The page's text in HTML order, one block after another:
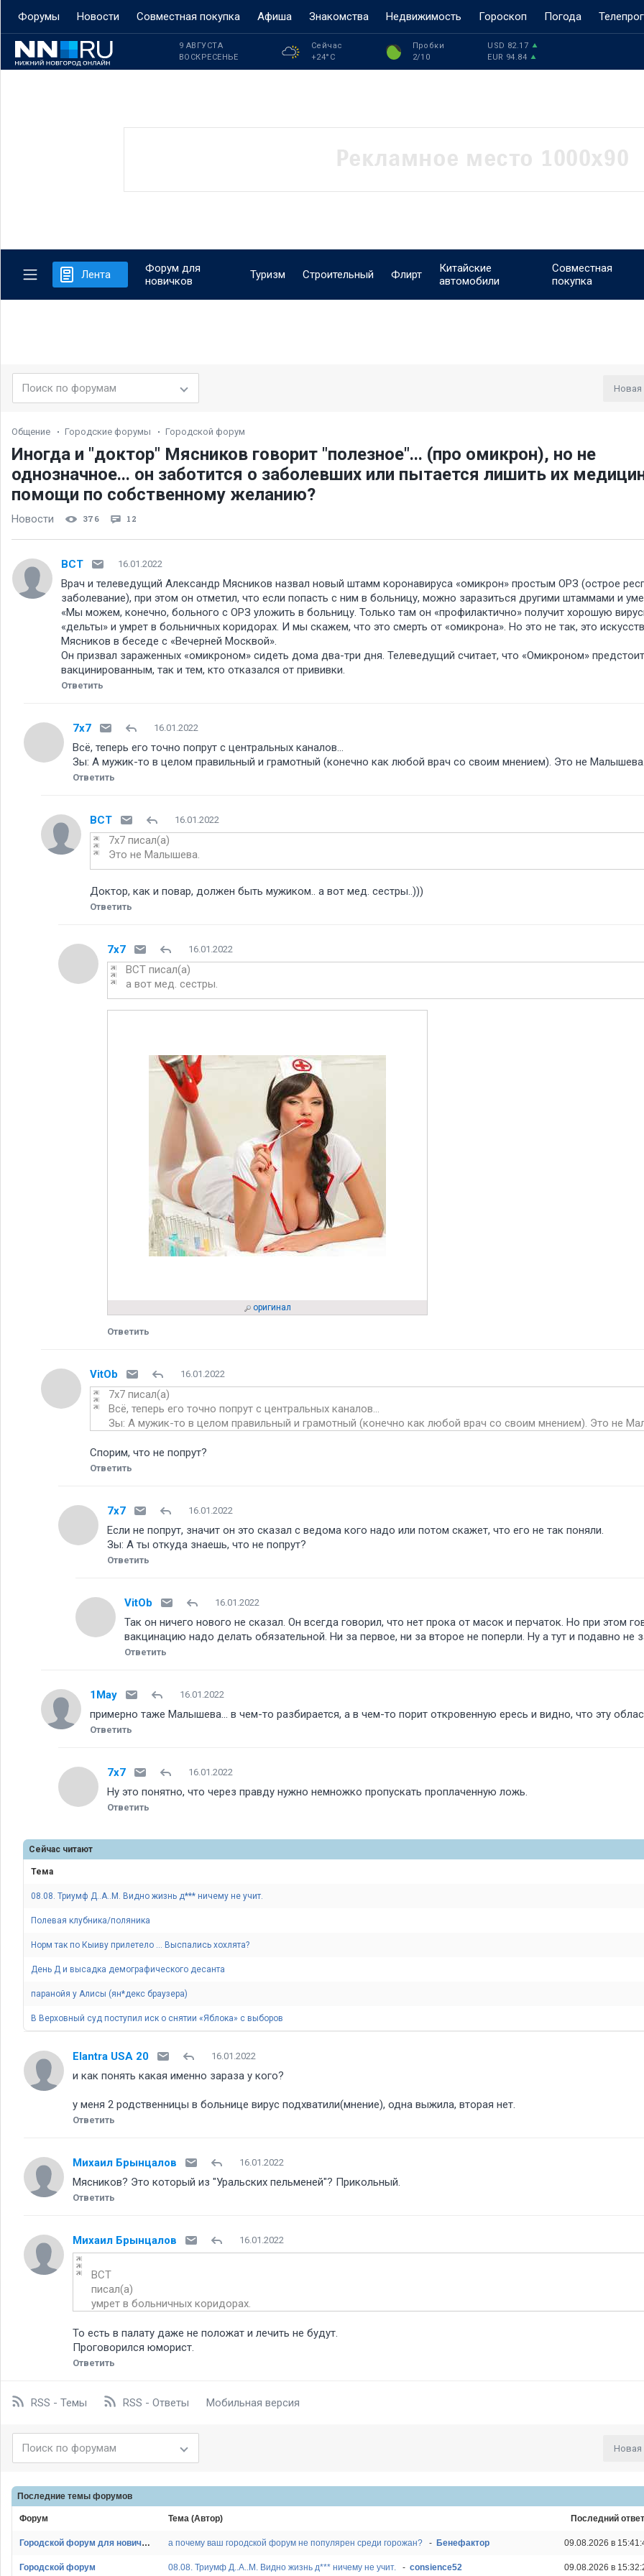
Форумы Новости Совместная покупка Афиша Знакомства Недвижимость Гороскоп Погода
9 АВГУСТА
ВОСКРЕСЕНЬЕ
Сейчас
+24°C
Пробки
2/10
USD 82.17
EUR 94.84
Лента
Форум для
новичков
Туризм Строительный Флирт
Китайские
автомобили
Совместная
покупка
Новая
Общение Городские форумы Городской форум
Иногда и "доктор" Мясников говорит "полезное"... (про омикрон), но не
однозначное... он заботится о заболевших или пытается лишить их
помощи по собственному желанию
Новости 376 12
BCT 16.01.2022
Врач и телеведущий Александр Мясников назвал новый штамм коронавируса «омикрон» простым ОРЗ (острое
заболевание), при этом он отметил, что если попасть с ним в больницу, можно заразиться другими штаммами и
«Мы можем, конечно, больного с ОРЗ уложить в больницу. Только там он «профилактично» получит хорошую
«дельты» и умрет в больничных коридорах. И мы скажем, что это смерть от «омикрона». Но это не так, это
Мясников в беседе с «Вечерней Москвой».
Он призвал зараженных «омикроном» сидеть дома два-три дня. Телеведущий считает, что «Омикроном»
вакцинированным, так и тем, кто отказался от прививки.
Ответить
7x7 16.01.2022
Всё, теперь его точно попрут с центральных каналов...
Зы: А мужик-то в целом правильный и грамотный (конечно как любой врач со своим мнением). Это не Малышева.
Ответить
BCT 16.01.2022
7x7 писал(а)
Это не Малышева.
Доктор, как и повар, должен быть мужиком.. а вот мед. сестры..)))
Ответить
7x7 16.01.2022
BCT писал(а)
а вот мед. сестры.
оригинал
Ответить
VitOb 16.01.2022
7x7 писал(а)
Всё, теперь его точно попрут с центральных каналов...
Зы: А мужик-то в целом правильный и грамотный (конечно как любой врач со своим мнением). Это не
Спорим, что не попрут
Ответить
7x7 16.01.2022
Если не попрут, значит он это сказал с ведома кого надо или потом скажет, что его не так поняли.
Зы: А ты откуда знаешь, что не попрут
Ответить
VitOb 16.01.2022
Так он ничего нового не сказал. Он всегда говорил, что нет прока от масок и перчаток. Но при этом
вакцинацию надо делать обязательной. Ни за первое, ни за второе не поперли. Ну а тут и подавно не
Ответить
1May 16.01.2022
примерно таже Малышева... в чем-то разбирается, а в чем-то порит откровенную ересь и видно, что эту
Ответить
7x7 16.01.2022
Ну это понятно, что через правду нужно немножко пропускать проплаченную ложь.
Ответить
Сейчас читают
Тема
08.08. Триумф Д..А..М. Видно жизнь д*** ничему не учит.
Полевая клубника/поляника
Норм так по Кыиву прилетело ... Выспались хохлята
День Д и высадка демографического десанта
паранойя у Алисы (ян*декс браузера)
В Верховный суд поступил иск о снятии «Яблока» с выборов
Elantra USA 20 16.01.2022
и как понять какая именно зараза у кого
у меня 2 родственницы в больнице вирус подхватили(мнение), одна выжила, вторая нет.
Ответить
Михаил Брынцалов 16.01.2022
Мясников? Это который из "Уральских пельменей"? Прикольный.
Ответить
Михаил Брынцалов 16.01.2022
BCT
писал(а)
умрет в больничных коридорах.
То есть в палату даже не положат и лечить не будут.
Проговорился юморист.
Ответить
RSS - Темы RSS - Ответы Мобильная версия
Новая
Последние темы форумов
Форум Тема (Автор) Последний ответ
Городской форум для новичков а почему ваш городской форум не популярен среди горожан - Бенефактор 09.08.2026 в
Городской форум 08.08. Триумф Д..А..М. Видно жизнь д*** ничему не учит. -consience52 09.08.2026 в